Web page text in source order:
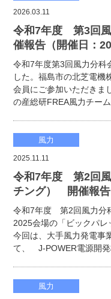
2026.03.11
令和7年度 第3回
催報告（開催日：
令和7年度第3回風力分科
した。福島市の北芝電機
会員にご参加いただきま
の産総研FREA風力チー
風力
2025.11.11
令和7年度 第2回風
チング） 開催報告
令和7年度 第2回風力分
2025会場の「ビックパレ
今回は、大手風力発電事
て、 J-POWER電源開発
風力